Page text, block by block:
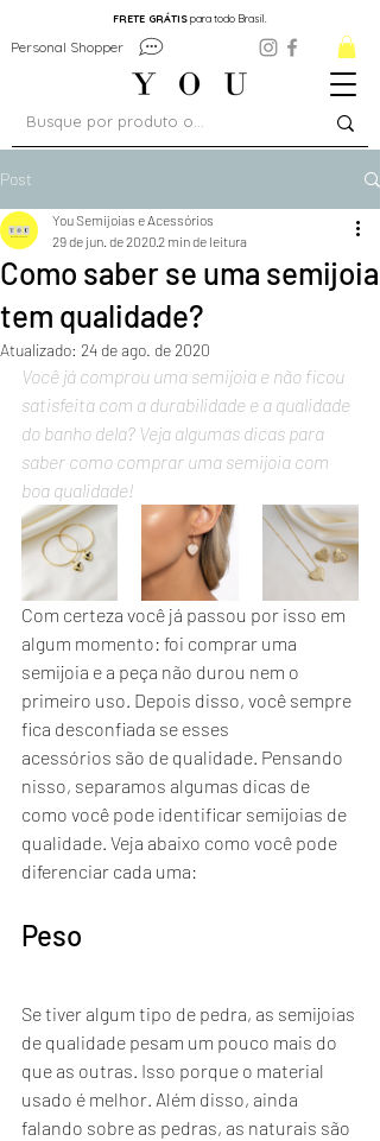
FRETE GRÁTISpara todo Brasil.
Personal Shopper
Post
Como saber se uma semijoia
tem qualidade?
You Semijoias e Acessórios
29 de jun. de 20202 min de leitura
Atualizado: 24 de ago. de 2020
Você já comprou uma semijoia e não ficou
satisfeita com a durabilidade e a qualidade
do banho dela? Veja algumas dicas para
saber como comprar uma semijoia com
boa qualidade!
Com certeza você já passou por isso em
algum momento: foi comprar uma
semijoia e a peça não durou nem o
primeiro uso. Depois disso, você sempre
fica desconfiada se esses
acessórios são de qualidade. Pensando
nisso, separamos algumas dicas de
como você pode identificar semijoias de
qualidade. Veja abaixo como você pode
diferenciar cada uma:
Peso
Se tiver algum tipo de pedra, as semijoias
de qualidade pesam um pouco mais do
que as outras. Isso porque o material
usado é melhor. Além disso, ainda
falando sobre as pedras, as naturais são